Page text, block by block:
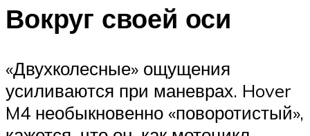
Вокруг своей оси
«Двухколесные» ощущения
усиливаются при маневрах. Hover
M4 необыкновенно «поворотистый»,